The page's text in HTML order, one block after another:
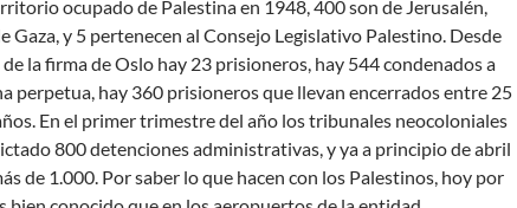
ocupado de Palestina en 1948, 400 son de Jerusalén,
Gaza, y 5 pertenecen al Consejo Legislativo Palestino. Desde
la firma de Oslo hay 23 prisioneros, hay 544 condenados a
perpetua, hay 360 prisioneros que llevan encerrados entre 25
En el primer trimestre del año los tribunales neocoloniales
800 detenciones administrativas, y ya a principio de abril
de 1.000. Por saber lo que hacen con los Palestinos, hoy por